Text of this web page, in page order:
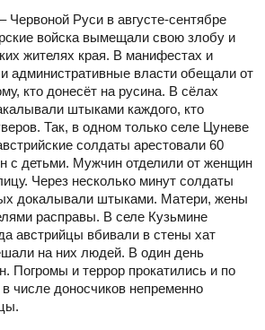
Червоной Руси в августе-сентябре
войска вымещали свою злобу и
жителях края. В манифестах и
административные власти обещали от
кто донесёт на русина. В сёлах
штыками каждого, кто
Так, в одном только селе Цуневе
солдаты арестовали 60
с детьми. Мужчин отделили от женщин
Через несколько минут солдаты
докалывали штыками. Матери, жены
расправы. В селе Кузьмине
австрийцы вбивали в стены хат
на них людей. В один день
Погромы и террор прокатились и по
числе доносчиков непременно